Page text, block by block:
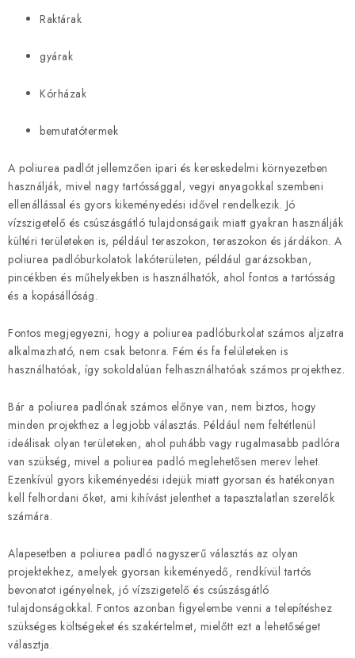
Raktárak
gyárak
Kórházak
bemutatótermek
A poliurea padlót jellemzően ipari és kereskedelmi környezetben
használják, mivel nagy tartóssággal, vegyi anyagokkal szembeni
ellenállással és gyors kikeményedési idővel rendelkezik. Jó
vízszigetelő és csúszásgátló tulajdonságaik miatt gyakran használják
kültéri területeken is, például teraszokon, teraszokon és járdákon. A
poliurea padlóburkolatok lakóterületen, például garázsokban,
pincékben és műhelyekben is használhatók, ahol fontos a tartósság
és a kopásállóság.
Fontos megjegyezni, hogy a poliurea padlóburkolat számos aljzatra
alkalmazható, nem csak betonra. Fém és fa felületeken is
használhatóak, így sokoldalúan felhasználhatóak számos projekthez.
Bár a poliurea padlónak számos előnye van, nem biztos, hogy
minden projekthez a legjobb választás. Például nem feltétlenül
ideálisak olyan területeken, ahol puhább vagy rugalmasabb padlóra
van szükség, mivel a poliurea padló meglehetősen merev lehet.
Ezenkívül gyors kikeményedési idejük miatt gyorsan és hatékonyan
kell felhordani őket, ami kihívást jelenthet a tapasztalatlan szerelők
számára.
Alapesetben a poliurea padló nagyszerű választás az olyan
projektekhez, amelyek gyorsan kikeményedő, rendkívül tartós
bevonatot igényelnek, jó vízszigetelő és csúszásgátló
tulajdonságokkal. Fontos azonban figyelembe venni a telepítéshez
szükséges költségeket és szakértelmet, mielőtt ezt a lehetőséget
választja.